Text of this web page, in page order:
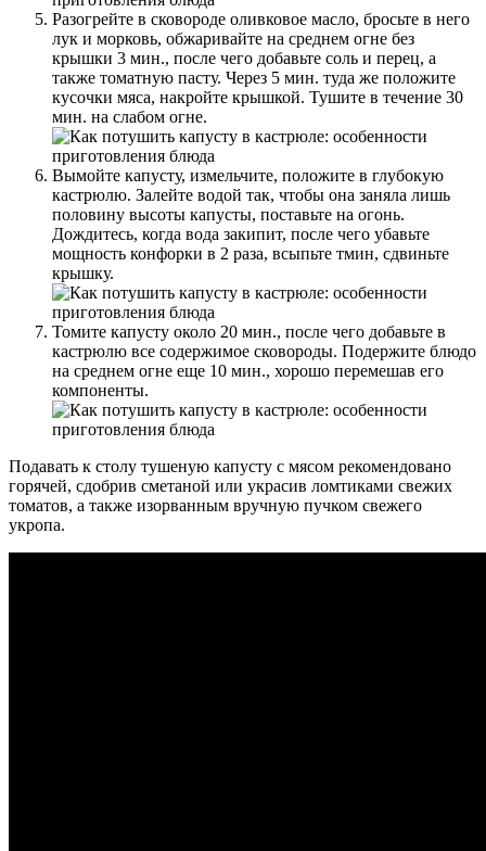
Разогрейте в сковороде оливковое масло, бросьте в него
лук и морковь, обжаривайте на среднем огне без
крышки 3 мин., после чего добавьте соль и перец, а
также томатную пасту. Через 5 мин. туда же положите
кусочки мяса, накройте крышкой. Тушите в течение 30
мин. на слабом огне.
Вымойте капусту, измельчите, положите в глубокую
кастрюлю. Залейте водой так, чтобы она заняла лишь
половину высоты капусты, поставьте на огонь.
Дождитесь, когда вода закипит, после чего убавьте
мощность конфорки в 2 раза, всыпьте тмин, сдвиньте
крышку.
Томите капусту около 20 мин., после чего добавьте в
кастрюлю все содержимое сковороды. Подержите блюдо
на среднем огне еще 10 мин., хорошо перемешав его
компоненты.
Подавать к столу тушеную капусту с мясом рекомендовано
горячей, сдобрив сметаной или украсив ломтиками свежих
томатов, а также изорванным вручную пучком свежего
укропа.